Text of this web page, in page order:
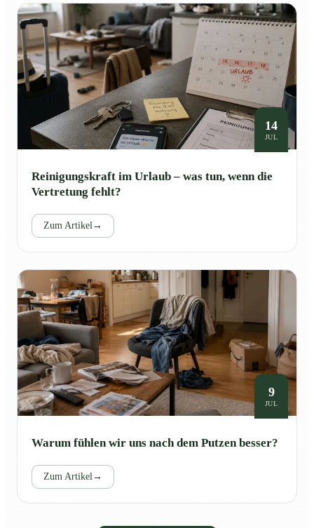
14
JUL
Reinigungskraft im Urlaub – was tun, wenn die
Vertretung fehlt?
Zum Artikel→
9
JUL
Warum fühlen wir uns nach dem Putzen besser?
Zum Artikel→